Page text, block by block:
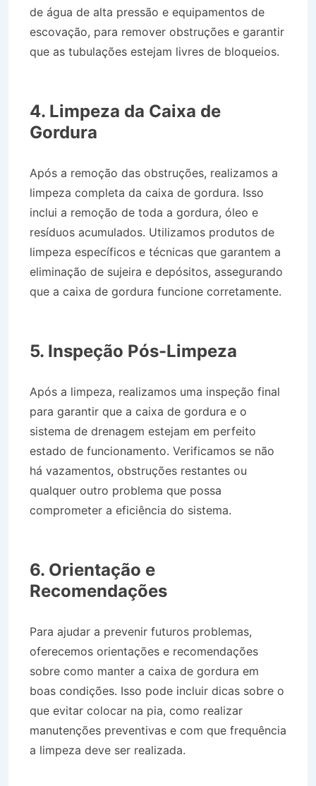
de água de alta pressão e equipamentos de
escovação, para remover obstruções e garantir
que as tubulações estejam livres de bloqueios.
4. Limpeza da Caixa de
Gordura
Após a remoção das obstruções, realizamos a
limpeza completa da caixa de gordura. Isso
inclui a remoção de toda a gordura, óleo e
resíduos acumulados. Utilizamos produtos de
limpeza específicos e técnicas que garantem a
eliminação de sujeira e depósitos, assegurando
que a caixa de gordura funcione corretamente.
5. Inspeção Pós-Limpeza
Após a limpeza, realizamos uma inspeção final
para garantir que a caixa de gordura e o
sistema de drenagem estejam em perfeito
estado de funcionamento. Verificamos se não
há vazamentos, obstruções restantes ou
qualquer outro problema que possa
comprometer a eficiência do sistema.
6. Orientação e
Recomendações
Para ajudar a prevenir futuros problemas,
oferecemos orientações e recomendações
sobre como manter a caixa de gordura em
boas condições. Isso pode incluir dicas sobre o
que evitar colocar na pia, como realizar
manutenções preventivas e com que frequência
a limpeza deve ser realizada.